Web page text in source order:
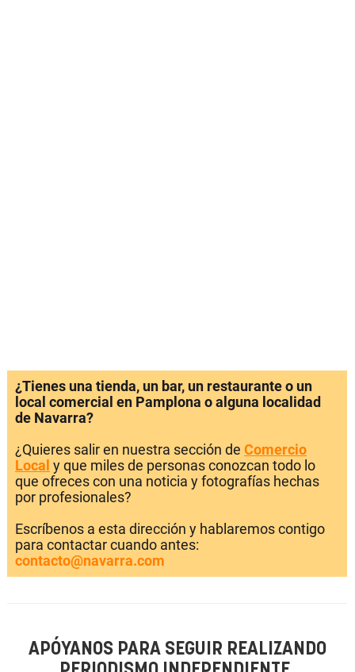
¿Tienes una tienda, un bar, un restaurante o un
local comercial en Pamplona o alguna localidad
de Navarra?
¿Quieres salir en nuestra sección de Comercio
Local y que miles de personas conozcan todo lo
que ofreces con una noticia y fotografías hechas
por profesionales?
Escríbenos a esta dirección y hablaremos contigo
para contactar cuando antes:
contacto@navarra.com
APÓYANOS PARA SEGUIR REALIZANDO